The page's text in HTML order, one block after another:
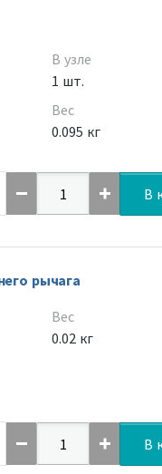
В узле
1 шт.
Вес
0.095 кг
В
рычага
Вес
0.02 кг
В